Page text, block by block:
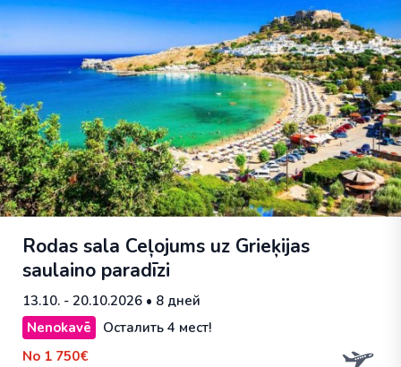
Rodas sala Ceļojums uz Grieķijas
saulaino paradīzi
13.10. - 20.10.2026 • 8 дней
Nenokavē
Осталить 4 мест!
No 1 750€